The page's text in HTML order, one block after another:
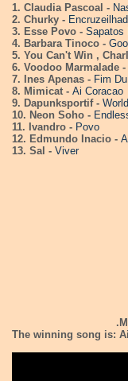
1. Claudia Pascoal -
2. Churky -
3. Esse Povo - Sapatos
4. Barbara Tinoco -
5. You Can't Win ,
6. Voodoo Marmalade -
7. Ines Apenas - Fim
8. Mimicat - Ai Coracao
9. Dapunksportif -
10. Neon Soho -
11. Ivandro - Povo
12. Edmundo Inacio -
13. Sal - Viver
The winning song is: